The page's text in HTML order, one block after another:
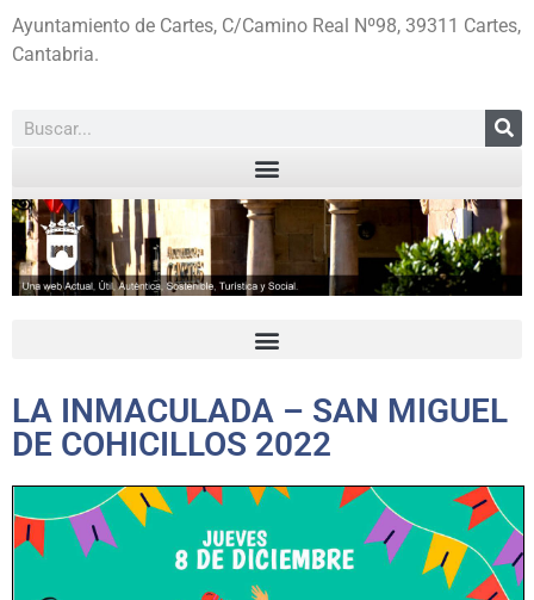
Ayuntamiento de Cartes, C/Camino Real Nº98, 39311 Cartes,
Cantabria.
LA INMACULADA – SAN MIGUEL
DE COHICILLOS 2022